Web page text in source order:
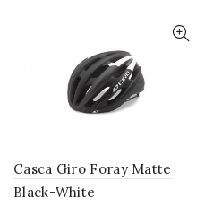
Casca Giro Foray Matte
Black-White